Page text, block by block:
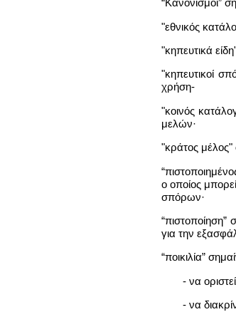
“Κανονισμοί”
"εθνικός
"κηπευτικά
"κηπευτικοί
χρήση-
"κοινός
μελών·
"κράτος
ο οποίος
σπόρων·
για την
“ποικιλία”
- να
- να